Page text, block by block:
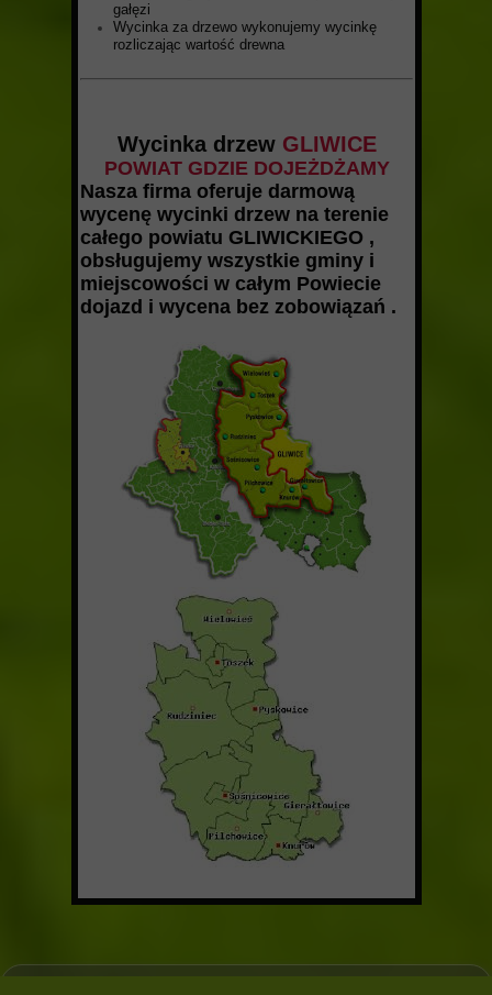
gałęzi
Wycinka za drzewo wykonujemy wycinkę
rozliczając wartość drewna
Wycinka drzewGLIWICE
POWIAT GDZIE DOJEŻDŻAMY
Nasza firma oferuje darmową
wycenę wycinki drzew na terenie
całego powiatu GLIWICKIEGO ,
obsługujemy wszystkie gminy i
miejscowości w całym Powiecie
dojazd i wycena bez zobowiązań .